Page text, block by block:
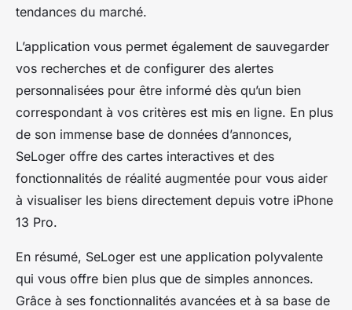
tendances du marché.
L’application vous permet également de sauvegarder
vos recherches et de configurer des alertes
personnalisées pour être informé dès qu’un bien
correspondant à vos critères est mis en ligne. En plus
de son immense base de données d’annonces,
SeLoger offre des cartes interactives et des
fonctionnalités de réalité augmentée pour vous aider
à visualiser les biens directement depuis votre iPhone
13 Pro.
En résumé, SeLoger est une application polyvalente
qui vous offre bien plus que de simples annonces.
Grâce à ses fonctionnalités avancées et à sa base de